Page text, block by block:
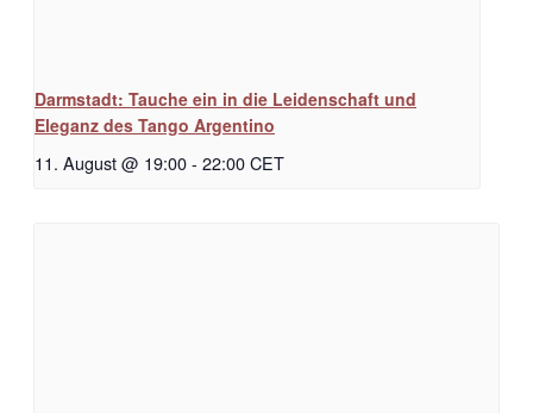
Darmstadt: Tauche ein in die Leidenschaft und
Eleganz des Tango Argentino
11. August @ 19:00- 22:00CET